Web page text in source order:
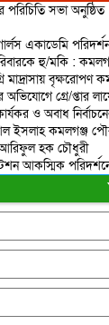
সভা অনুষ্ঠিত
একাডেমি
হু/মকি :
বৃক্ষরোপণ
গ্রে/প্তার
ও অবাধ
কমলগঞ্জ
আরিফুল হক চৌধুরী
আকস্মিক